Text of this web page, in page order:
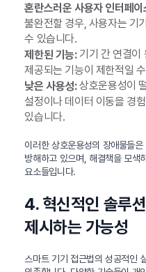
혼란스러운 사용자 인터페이
불완전할 경우, 사용자는 기
수 있습니다.
제한된 기능:기기 간 연결이
제공되는 기능이 제한적일
낮은 사용성:상호운용성이
설정이나 데이터 이동을 경
있습니다.
이러한 상호운용성의 장애물들
방해하고 있으며, 해결책을 모색
요소들입니다.
4. 혁신적인 솔루
제시하는 가능성
스마트 기기 접근법의 성공적인